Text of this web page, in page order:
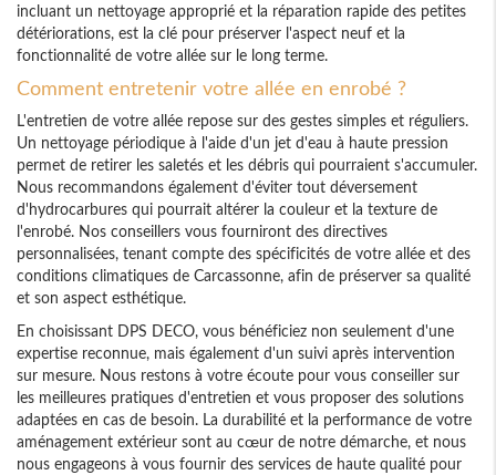
incluant un nettoyage approprié et la réparation rapide des petites
détériorations, est la clé pour préserver l'aspect neuf et la
fonctionnalité de votre allée sur le long terme.
Comment entretenir votre allée en enrobé ?
L'entretien de votre allée repose sur des gestes simples et réguliers.
Un nettoyage périodique à l'aide d'un jet d'eau à haute pression
permet de retirer les saletés et les débris qui pourraient s'accumuler.
Nous recommandons également d'éviter tout déversement
d'hydrocarbures qui pourrait altérer la couleur et la texture de
l'enrobé. Nos conseillers vous fourniront des directives
personnalisées, tenant compte des spécificités de votre allée et des
conditions climatiques de Carcassonne, afin de préserver sa qualité
et son aspect esthétique.
En choisissant DPS DECO, vous bénéficiez non seulement d'une
expertise reconnue, mais également d'un suivi après intervention
sur mesure. Nous restons à votre écoute pour vous conseiller sur
les meilleures pratiques d'entretien et vous proposer des solutions
adaptées en cas de besoin. La durabilité et la performance de votre
aménagement extérieur sont au cœur de notre démarche, et nous
nous engageons à vous fournir des services de haute qualité pour